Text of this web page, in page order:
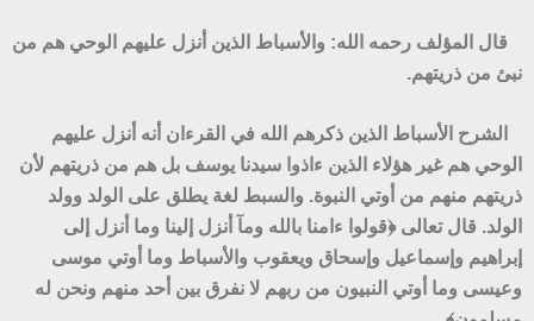
قال المؤلف رحمه الله: والأسباط الذين أنزل عليهم الوحي هم من
نبئ من ذريتهم.
الشرح الأسباط الذين ذكرهم الله في القرءان أنه أنزل عليهم
الوحي هم غير هؤلاء الذين ءاذوا سيدنا يوسف بل هم من ذريتهم لأن
ذريتهم منهم من أوتي النبوة. والسبط لغة يطلق على الولد وولد
الولد. قال تعالى ﴿قولوا ءامنا بالله ومآ أنزل إلينا وما أنزل إلى
إبراهيم وإسماعيل وإسحاق ويعقوب والأسباط وما أوتي موسى
وعيسى وما أوتي النبيون من ربهم لا نفرق بين أحد منهم ونحن له